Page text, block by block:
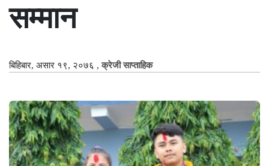
सम्मान
बिहिबार, असार १९, २०७६ ,क्रेजी साप्ताहिक